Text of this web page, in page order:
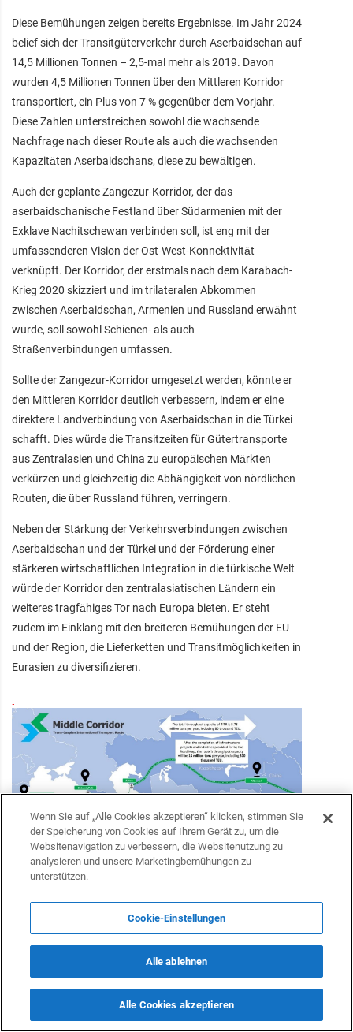
Diese Bemühungen zeigen bereits Ergebnisse. Im Jahr 2024
belief sich der Transitgüterverkehr durch Aserbaidschan auf
14,5 Millionen Tonnen – 2,5-mal mehr als 2019. Davon
wurden 4,5 Millionen Tonnen über den Mittleren Korridor
transportiert, ein Plus von 7 % gegenüber dem Vorjahr.
Diese Zahlen unterstreichen sowohl die wachsende
Nachfrage nach dieser Route als auch die wachsenden
Kapazitäten Aserbaidschans, diese zu bewältigen.
Auch der geplante Zangezur-Korridor, der das
aserbaidschanische Festland über Südarmenien mit der
Exklave Nachitschewan verbinden soll, ist eng mit der
umfassenderen Vision der Ost-West-Konnektivität
verknüpft. Der Korridor, der erstmals nach dem Karabach-
Krieg 2020 skizziert und im trilateralen Abkommen
zwischen Aserbaidschan, Armenien und Russland erwähnt
wurde, soll sowohl Schienen- als auch
Straßenverbindungen umfassen.
Sollte der Zangezur-Korridor umgesetzt werden, könnte er
den Mittleren Korridor deutlich verbessern, indem er eine
direktere Landverbindung von Aserbaidschan in die Türkei
schafft. Dies würde die Transitzeiten für Gütertransporte
aus Zentralasien und China zu europäischen Märkten
verkürzen und gleichzeitig die Abhängigkeit von nördlichen
Routen, die über Russland führen, verringern.
Neben der Stärkung der Verkehrsverbindungen zwischen
Aserbaidschan und der Türkei und der Förderung einer
stärkeren wirtschaftlichen Integration in die türkische Welt
würde der Korridor den zentralasiatischen Ländern ein
weiteres tragfähiges Tor nach Europa bieten. Er steht
zudem im Einklang mit den breiteren Bemühungen der EU
und der Region, die Lieferketten und Transitmöglichkeiten in
Eurasien zu diversifizieren.
Investition von 10 Milliarden Euro zur Verbesserung der
transkaspischen internationalen Transportroute an. Diese
Initiative, die auf dem Global Gateway Investors Forum in
Brüssel vorgestellt wurde, zielt darauf ab, den Korridor
innerhalb von 15 Tagen in eine moderne, multimodale und
Wenn Sie auf „Alle Cookies akzeptieren“ klicken, stimmen Sie
der Speicherung von Cookies auf Ihrem Gerät zu, um die
Websitenavigation zu verbessern, die Websitenutzung zu
analysieren und unsere Marketingbemühungen zu
unterstützen.
Cookie-Einstellungen
Alle ablehnen
Alle Cookies akzeptieren